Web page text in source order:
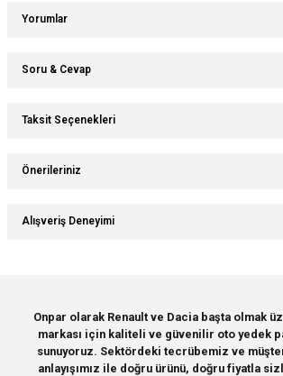
Yorumlar
Soru & Cevap
Taksit Seçenekleri
Önerileriniz
Bu ürünün fiyat bilgisi, resim, ürün açıklamalarında
yetersiz gördüğünüz noktaları öneri formunu
Ürün resmi kalitesiz, bozuk veya
Ürün açıklamasında eksik bilgiler bulunuyor.
Ürün bilgilerinde hatalar bulunuyor.
Alışveriş Deneyimi
Deneyimini Paylaş
Onpar olarak Renault ve Dacia başta olmak
markası için kaliteli ve güvenilir oto yedek
sunuyoruz. Sektördeki tecrübemiz ve
anlayışımız ile doğru ürünü, doğru fiyatla